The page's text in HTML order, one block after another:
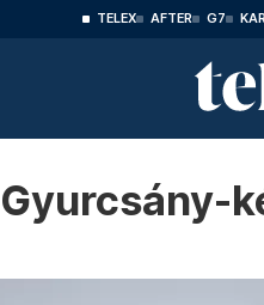
TELEX AFTER G7